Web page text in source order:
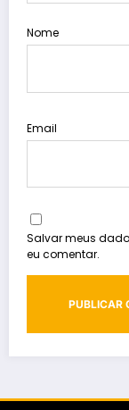
Nome
Email
Salvar meus
eu comentar.